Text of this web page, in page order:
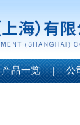
产品一览 | 公